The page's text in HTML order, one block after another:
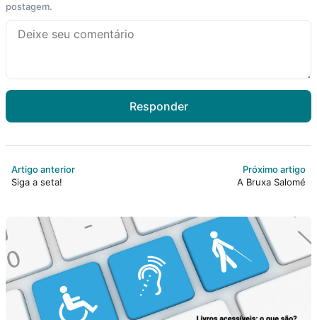
Colecionáveis
Eventos
Podcast
Assine
Taba na Escola
postagem.
Responder
Artigo anterior
Siga a seta!
Próximo artigo
A Bruxa Salomé